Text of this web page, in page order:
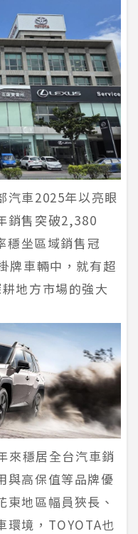
汽車2025年以亮眼
銷售突破2,380
穩坐區域銷售冠
牌車輛中，就有超
地方市場的強大
來穩居全台汽車銷
與高保值等品牌優
地區幅員狹長、
環境，TOYOTA也